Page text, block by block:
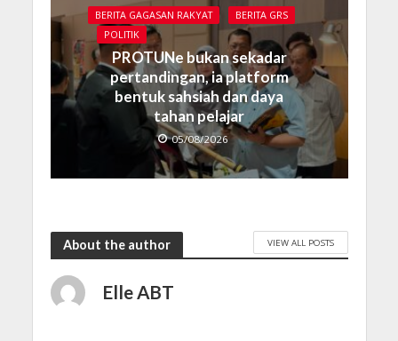
BERITA GAGASAN RAKYAT
BERITA GRS
POLITIK
PROTUNe bukan sekadar
pertandingan, ia platform
bentuk sahsiah dan daya
tahan pelajar
05/08/2026
About the author VIEW ALL POSTS
Elle ABT